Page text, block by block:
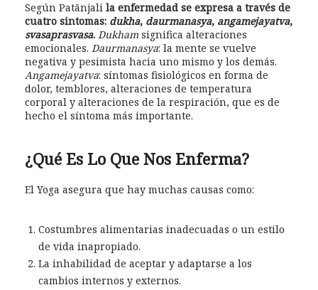
Según Patānjali la enfermedad se expresa a través de
cuatro sintomas: dukha, daurmanasya, angamejayatva,
svasaprasvasa. Dukham significa alteraciones
emocionales. Daurmanasya: la mente se vuelve
negativa y pesimista hacia uno mismo y los demás.
Angamejayatva: síntomas fisiológicos en forma de
dolor, temblores, alteraciones de temperatura
corporal y alteraciones de la respiración, que es de
hecho el síntoma más importante.
¿Qué Es Lo Que Nos Enferma?
El Yoga asegura que hay muchas causas como:
Costumbres alimentarias inadecuadas o un estilo
de vida inapropiado.
La inhabilidad de aceptar y adaptarse a los
cambios internos y externos.